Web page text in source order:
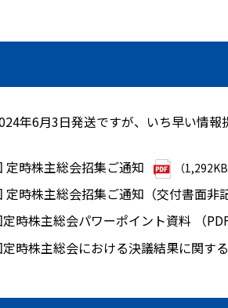
年6月3日発送ですが、いち早い情
定時株主総会招集ご通知 （1,292KB
定時株主総会招集ご通知（交付書面非
時株主総会パワーポイント資料 （PDF
時株主総会における決議結果に関す